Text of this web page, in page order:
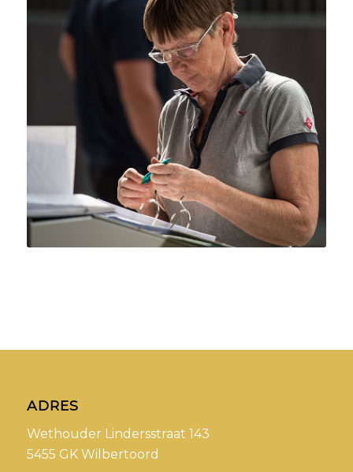
ADRES
Wethouder Lindersstraat 143
5455 GK Wilbertoord